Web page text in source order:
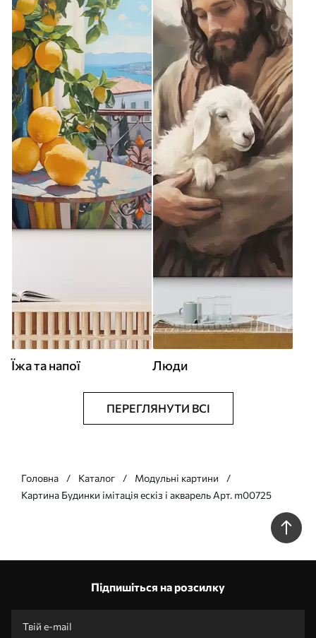
Їжа та напої Люди
ПЕРЕГЛЯНУТИ ВСІ
Головна Каталог
Модульні картини
Картина Будинки імітація ескіз і акварель Арт. m00725
Підпишіться на розсилку